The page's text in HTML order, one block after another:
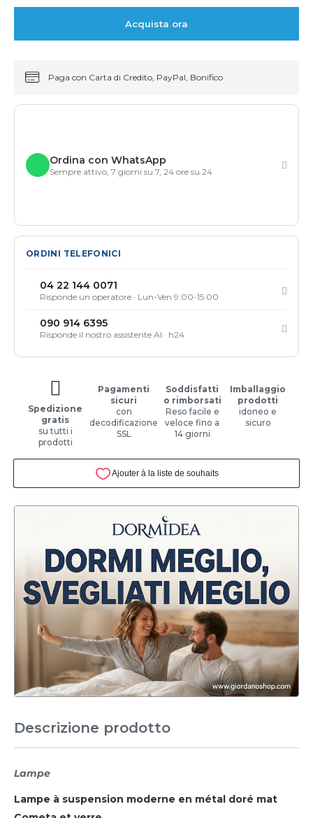
Acquista ora
Paga con Carta di Credito, PayPal, Bonifico
Ordina con WhatsApp
Sempre attivo, 7 giorni su 7, 24 ore su 24
ORDINI TELEFONICI
04 22 144 0071
Risponde un operatore · Lun-Ven 9:00-15:00
090 914 6395
Risponde il nostro assistente AI · h24
Spedizione
gratis
su tutti i
prodotti
Pagamenti
sicuri
con
decodificazione
SSL
Soddisfatti
o rimborsati
Reso facile e
veloce fino a
14 giorni
Imballaggio
prodotti
idoneo e
sicuro
Descrizione prodotto
Lampe
Lampe à suspension moderne en métal doré mat